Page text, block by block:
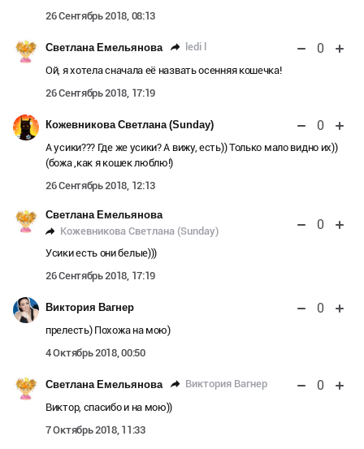
26 Сентябрь 2018, 08:13
Светлана Емельянова ledi l 0
Ой, я хотела сначала её назвать осенняя кошечка!
26 Сентябрь 2018, 17:19
Кожевникова Светлана (Sunday) 0
А усики??? Где же усики? А вижу, есть)) Только мало видно их))
(божа ,как я кошек люблю!)
26 Сентябрь 2018, 12:13
Светлана Емельянова
Кожевникова Светлана (Sunday)
0
Усики есть они белые)))
26 Сентябрь 2018, 17:19
Виктория Вагнер 0
прелесть) Похожа на мою)
4 Октябрь 2018, 00:50
Светлана Емельянова Виктория Вагнер 0
Виктор, спасибо и на мою))
7 Октябрь 2018, 11:33